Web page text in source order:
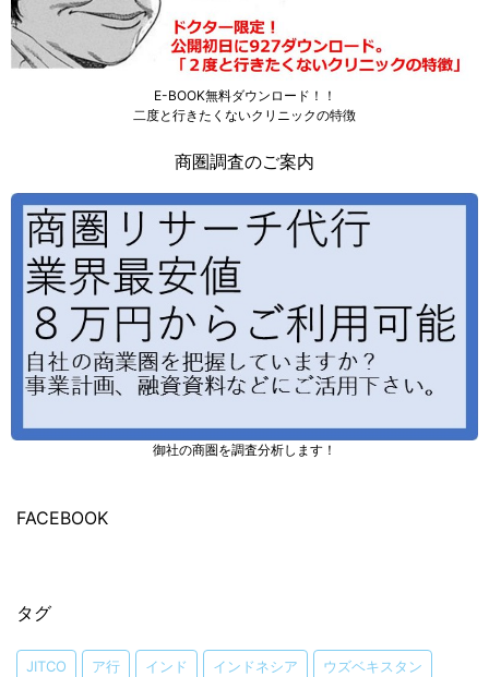
E-BOOK無料ダウンロード！！
二度と行きたくないクリニックの特徴
商圏調査のご案内
御社の商圏を調査分析します！
FACEBOOK
タグ
JITCO ア行 インド インドネシア ウズベキスタン